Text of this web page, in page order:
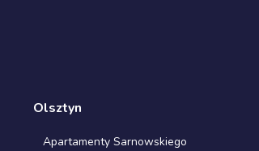
Olsztyn
Apartamenty Sarnowskiego